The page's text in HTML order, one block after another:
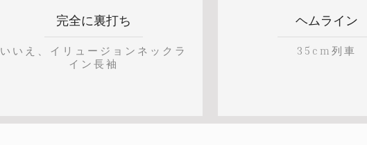
完全に裏打ち
いいえ、イリュージョンネックラ
イン長袖
ヘムライン
35cm列車